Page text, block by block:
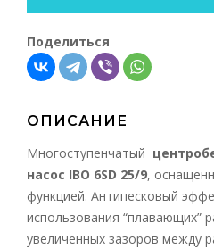
Поделиться
ОПИСАНИЕ
Многоступенчатый
насос IBO 6SD 25/9,
функцией. Антипесковый
использования “плавающих”
увеличенных зазоров между